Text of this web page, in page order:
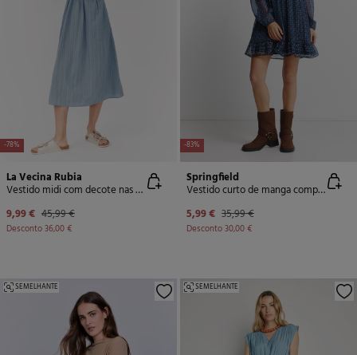
-78%
La Vecina Rubia
Vestido midi com decote nas costas
9,99 € 45,99 €
Desconto36,00 €
-83%
Springfield
Vestido curto de manga comprida com folhos
5,99 € 35,99 €
Desconto30,00 €
SEMELHANTE SEMELHANTE